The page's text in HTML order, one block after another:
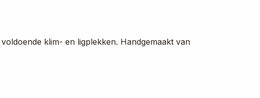
klim- en ligplekken. Handgemaakt van